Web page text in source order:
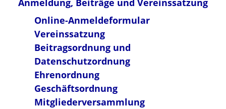
Anmeldung, Beiträge und Vereinssatzung
Online-Anmeldeformular
Vereinssatzung
Beitragsordnung und
Datenschutzordnung
Ehrenordnung
Geschäftsordnung
Mitgliederversammlung